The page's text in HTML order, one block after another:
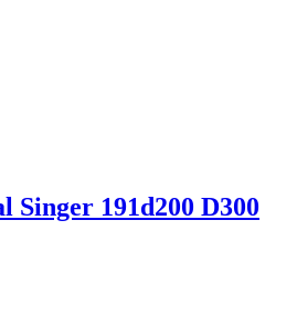
Singer 191d200 D300